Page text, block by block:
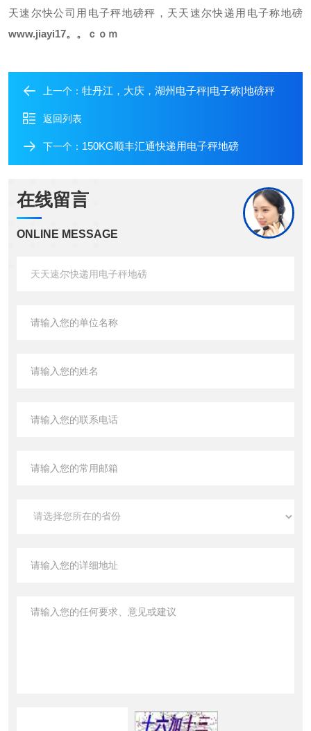
天速尔快公司用电子秤地磅秤，天天速尔快递用电子称地磅
www.jiayi17。。ｃｏｍ
上一个： 牡丹江，大庆，湖州电子秤|电子称|地磅秤
返回列表
下一个： 150KG顺丰汇通快递用电子秤地磅
在线留言
ONLINE MESSAGE